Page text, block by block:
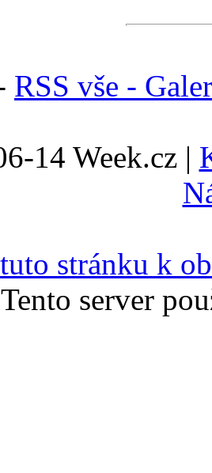
RSS vše -
14 Week.cz |
stránku k
Tento server